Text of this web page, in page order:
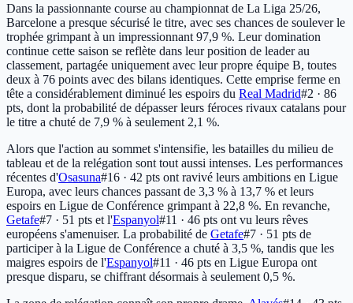
Dans la passionnante course au championnat de La Liga 25/26,
Barcelone a presque sécurisé le titre, avec ses chances de soulever le
trophée grimpant à un impressionnant 97,9 %. Leur domination
continue cette saison se reflète dans leur position de leader au
classement, partagée uniquement avec leur propre équipe B, toutes
deux à 76 points avec des bilans identiques. Cette emprise ferme en
tête a considérablement diminué les espoirs du Real Madrid#2 · 86
pts, dont la probabilité de dépasser leurs féroces rivaux catalans pour
le titre a chuté de 7,9 % à seulement 2,1 %.
Alors que l'action au sommet s'intensifie, les batailles du milieu de
tableau et de la relégation sont tout aussi intenses. Les performances
récentes d'Osasuna#16 · 42 pts ont ravivé leurs ambitions en Ligue
Europa, avec leurs chances passant de 3,3 % à 13,7 % et leurs
espoirs en Ligue de Conférence grimpant à 22,8 %. En revanche,
Getafe#7 · 51 pts et l'Espanyol#11 · 46 pts ont vu leurs rêves
européens s'amenuiser. La probabilité de Getafe#7 · 51 pts de
participer à la Ligue de Conférence a chuté à 3,5 %, tandis que les
maigres espoirs de l'Espanyol#11 · 46 pts en Ligue Europa ont
presque disparu, se chiffrant désormais à seulement 0,5 %.